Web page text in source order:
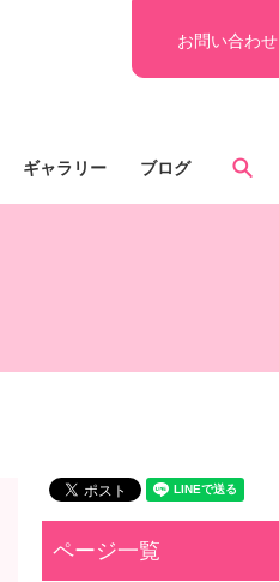
お問い合わせ
ギャラリー ブログ